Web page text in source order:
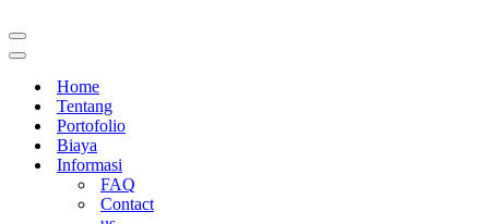
Menu
Navigasi
Menu
NavigasiHome
Tentang
Portofolio
Biaya
Informasi
FAQ
Contact